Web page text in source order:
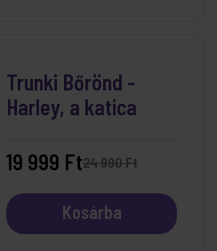
Trunki Bőrönd -
Harley, a katica
24 990 Ft
19 999 Ft
Kosárba